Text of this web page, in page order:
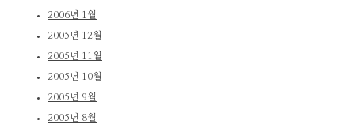
2006년 1월
2005년 12월
2005년 11월
2005년 10월
2005년 9월
2005년 8월